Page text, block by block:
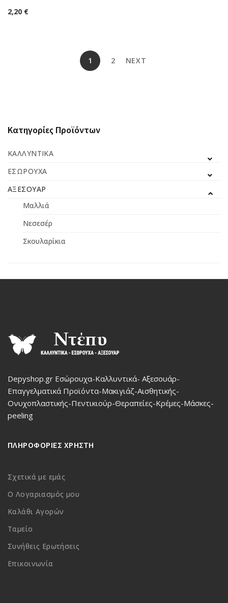
2,20 €
1 2 NEXT
Κατηγορίες Προϊόντων
ΚΑΛΛΥΝΤΙΚΆ
ΕΣΏΡΟΥΧΑ
ΑΞΕΣΟΥΆΡ
Μαλλιά
Νεσεσέρ
Σκουλαρίκια
Depyshop.gr Εσώρουχα-Καλλυντικά- Αξεσουάρ-
Επαγγελματικά Προϊόντα-Μακιγιάζ-Αισθητικής-
Ονυχοπλαστικής-Πεντικιούρ-Θεραπείες-Κρέμες-Μάσκες-
peeling
ΠΛΗΡΟΦΟΡΙΕΣ ΧΡΗΣΤΗ
Σχετικά με εμάς
Ο Λογαριασμός μου
Καλάθι Αγορών
Ταμείο
Συνήθεις Ερωτήσεις
Επικοινωνία